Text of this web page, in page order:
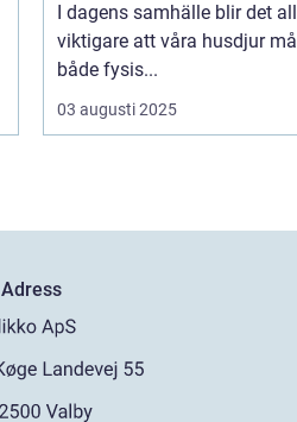
I dagens samhälle blir det
viktigare att våra husdjur
både fysis...
03 augusti 2025
Adress